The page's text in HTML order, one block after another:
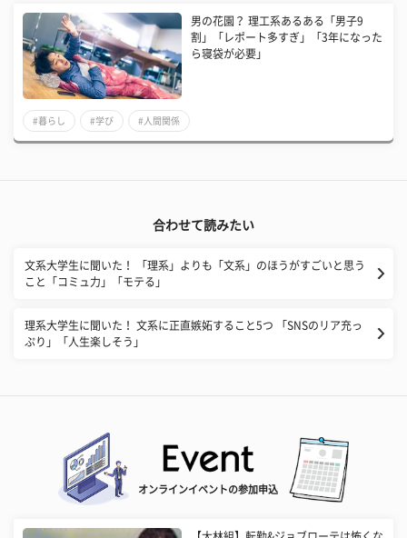
男の花園？ 理工系あるある「男子9
割」「レポート多すぎ」「3年になった
ら寝袋が必要」
#暮らし #学び #人間関係
合わせて読みたい
文系大学生に聞いた！ 「理系」よりも「文系」のほうがすごいと思う
こと「コミュ力」「モテる」
理系大学生に聞いた！ 文系に正直嫉妬すること5つ 「SNSのリア充っ
ぷり」「人生楽しそう」
オンラインイベントの参加申込